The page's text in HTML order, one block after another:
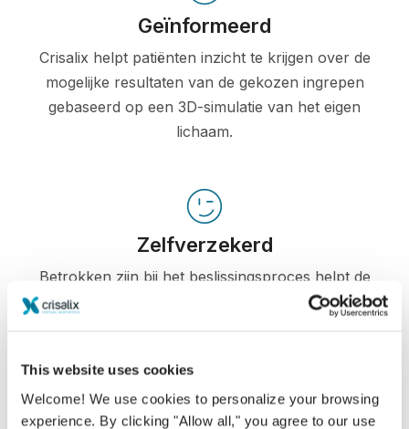
This website uses cookies
Welcome! We use cookies to personalize your browsing
experience. By clicking "Allow all," you agree to our use
Geïnformeerd
Crisalix helpt patiënten inzicht te krijgen over de
mogelijke resultaten van de gekozen ingrepen
gebaseerd op een 3D-simulatie van het eigen
lichaam.
Zelfverzekerd
Betrokken zijn bij het beslissingsproces helpt de
patiënten bij het maken van de juiste keuze.
Tevreden